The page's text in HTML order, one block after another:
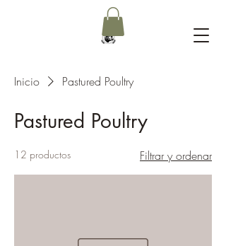
Inicio Pastured Poultry
Pastured Poultry
12 productos Filtrar y ordenar